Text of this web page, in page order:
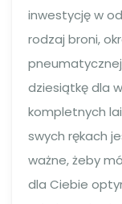
inwestycję w
rodzaj broni,
dziesiątkę dla
kompletnych
swych rękach
ważne, żeby
dla Ciebie